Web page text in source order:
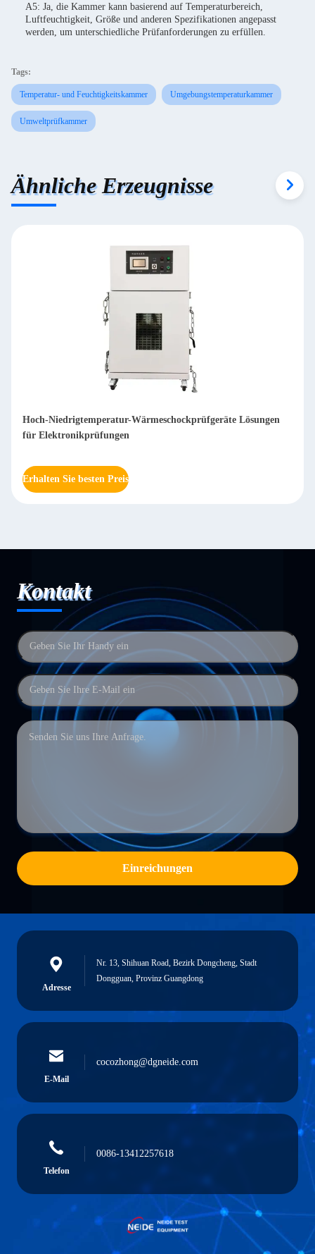
A5: Ja, die Kammer kann basierend auf Temperaturbereich,
Luftfeuchtigkeit, Größe und anderen Spezifikationen angepasst
werden, um unterschiedliche Prüfanforderungen zu erfüllen.
Tags:
Temperatur- und Feuchtigkeitskammer Umgebungstemperaturkammer
Umweltprüfkammer
Ähnliche Erzeugnisse
Lösungen
Industrieumgebung Testkammer
Kontakt
Einreichungen
Adresse
Nr. 13, Shihuan Road, Bezirk Dongcheng, Stadt
Dongguan, Provinz Guangdong
E-Mail
cocozhong@dgneide.com
Telefon
0086-13412257618